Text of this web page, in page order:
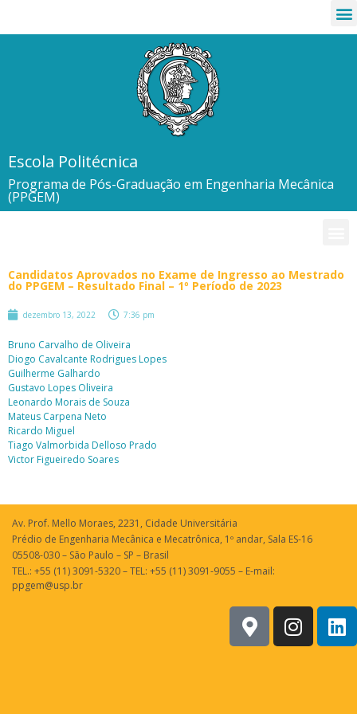
Escola Politécnica
Programa de Pós-Graduação em Engenharia Mecânica
(PPGEM)
Candidatos Aprovados no Exame de Ingresso ao Mestrado
do PPGEM – Resultado Final – 1º Período de 2023
dezembro 13, 2022 7:36 pm
Bruno Carvalho de Oliveira
Diogo Cavalcante Rodrigues Lopes
Guilherme Galhardo
Gustavo Lopes Oliveira
Leonardo Morais de Souza
Mateus Carpena Neto
Ricardo Miguel
Tiago Valmorbida Delloso Prado
Victor Figueiredo Soares
Av. Prof. Mello Moraes, 2231, Cidade Universitária
Prédio de Engenharia Mecânica e Mecatrônica, 1º andar, Sala ES-16
05508-030 – São Paulo – SP – Brasil
TEL.: +55 (11) 3091-5320 – TEL: +55 (11) 3091-9055 – E-mail:
ppgem@usp.br